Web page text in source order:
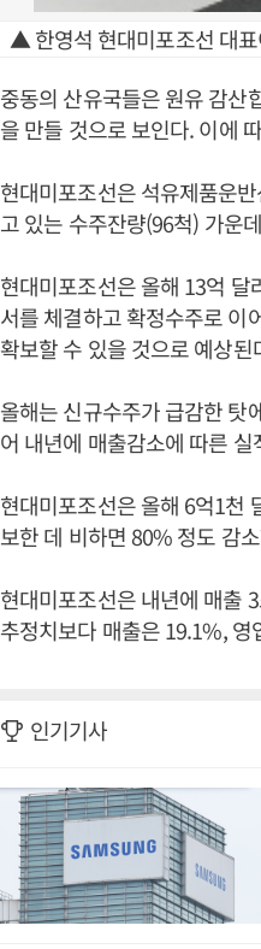
▲ 한영석 현대미포조선 대
중동의 산유국들은 원유 감산
을 만들 것으로 보인다. 이에
현대미포조선은 석유제품운
고 있는 수주잔량(96척) 가운
현대미포조선은 올해 13억 달
서를 체결하고 확정수주로 이
확보할 수 있을 것으로 예상된
올해는 신규수주가 급감한 탓
어 내년에 매출감소에 따른
현대미포조선은 올해 6억1천
보한 데 비하면 80% 정도 감
현대미포조선은 내년에 매출
추정치보다 매출은 19.1%,
인기기사